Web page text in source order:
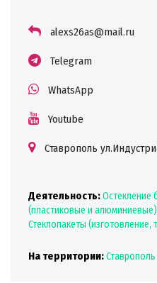
alexs26as@mail.ru
Telegram
WhatsApp
Youtube
Ставрополь
Деятельность:Остекление
(пластиковые и алюминиевые)
Стеклопакеты (изготовление,
На территории:Ставрополь